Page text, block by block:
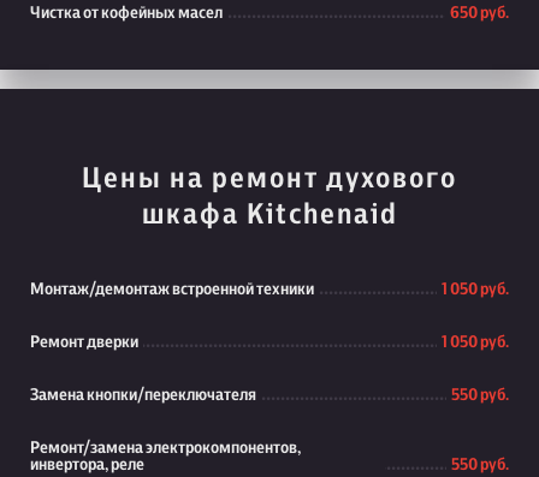
Чистка от кофейных масел 650 руб.
Цены на ремонт духового
шкафа Kitchenaid
Монтаж/демонтаж встроенной техники 1 050 руб.
Ремонт дверки 1 050 руб.
Замена кнопки/переключателя 550 руб.
Ремонт/замена электрокомпонентов,
инвертора, реле
550 руб.